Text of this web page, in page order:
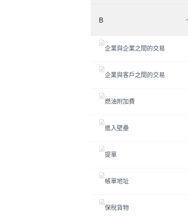
B
企業與企業之間的交易
企業與客戶之間的交易
燃油附加費
進入壁壘
提單
帳單地址
保稅貨物